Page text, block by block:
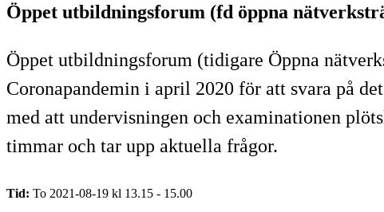
Öppet utbildningsforum (fd öppna
Öppet utbildningsforum (tidigare Öppna
Coronapandemin i april 2020 för att svara på
med att undervisningen och examinationen
timmar och tar upp aktuella frågor.
Tid: To 2021-08-19 kl 13.15 - 15.00